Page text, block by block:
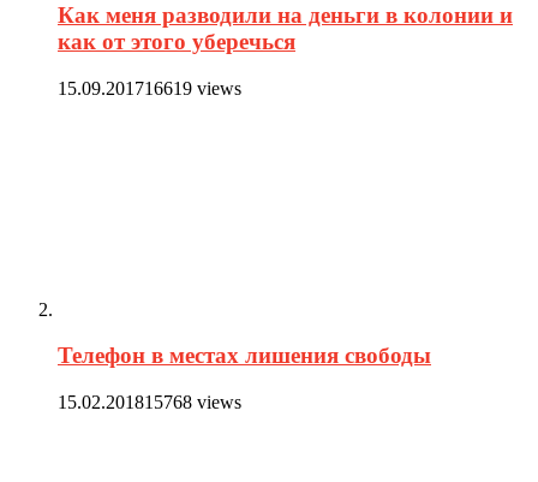
Как меня разводили на деньги в колонии и
как от этого уберечься
15.09.201716619 views
Телефон в местах лишения свободы
15.02.201815768 views